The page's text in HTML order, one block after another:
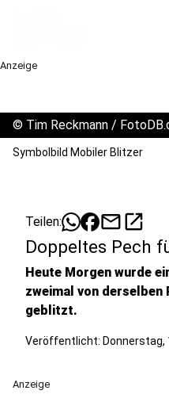
Anzeige
© Tim Reckmann /
Symbolbild Mobiler Blitzer
Teilen: mailopen_in_new
Doppeltes Pech
Heute Morgen wurde
zweimal von derselben
geblitzt.
Veröffentlicht: Donnerstag,
Anzeige